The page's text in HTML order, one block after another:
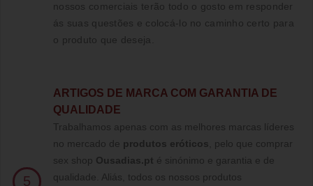
nossos comerciais terão todo o gosto em responder
ás suas questões e colocá-lo no caminho certo para
o produto que deseja.
5
ARTIGOS DE MARCA COM GARANTIA DE
QUALIDADE
Trabalhamos apenas com as melhores marcas líderes
no mercado de produtos eróticos , pelo que comprar
sex shop Ousadias.pt é sinónimo e garantia e de
qualidade. Aliás, todos os nossos produtos